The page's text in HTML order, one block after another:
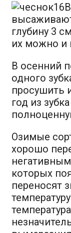
глубину 3
их можно и
В осенний
одного
просушить
год из
Озимые
хорошо
которых
переносят